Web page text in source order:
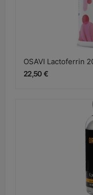
OSAVI Lactoferrin
22,50 €